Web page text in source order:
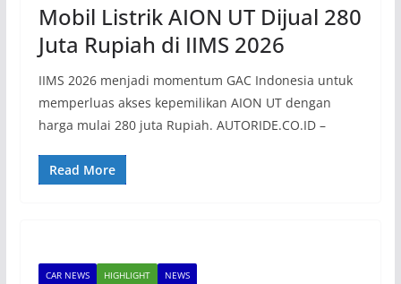
Mobil Listrik AION UT Dijual 280
Juta Rupiah di IIMS 2026
IIMS 2026 menjadi momentum GAC Indonesia untuk
memperluas akses kepemilikan AION UT dengan
harga mulai 280 juta Rupiah. AUTORIDE.CO.ID –
Read More
CAR NEWS HIGHLIGHT NEWS